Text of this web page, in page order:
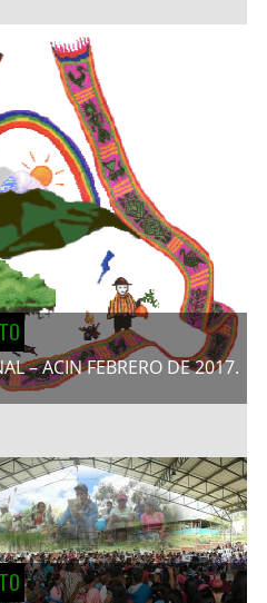
– ACIN FEBRERO DE 2017.